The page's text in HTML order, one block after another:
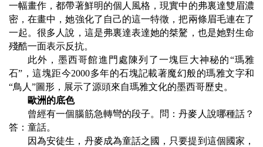
一幅畫作，都帶著鮮明的個人風格，現實中的弗裏達雙眉濃
密，在畫中，她強化了自己的這一特徵，把兩條眉毛連在了
一起。很多人說，這是弗裏達表達她的桀驁，也是她對生命
殘酷一面表示反抗。
此外，墨西哥館進門處陳列了一塊巨大神秘的“瑪雅
石” ，這塊距今2000多年的石塊記載著魔幻般的瑪雅文字和
“鳥人 ”圖形，展示了源頭來自瑪雅文化的墨西哥歷史。
歐洲的底色
曾經有一個腦筋急轉彎的段子。問：丹麥人說哪種話？
答：童話。
因為安徒生，丹麥成為童話之國，只要提到這個國家，